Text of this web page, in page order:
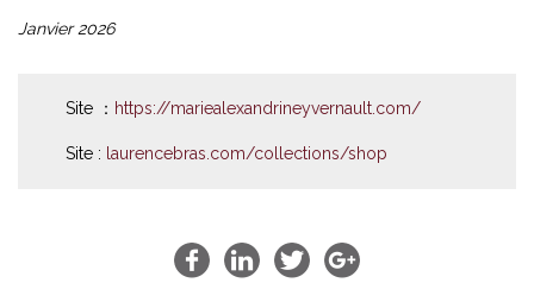
Janvier 2026
Site ： https://mariealexandrineyvernault.com/
Site : laurencebras.com/collections/shop